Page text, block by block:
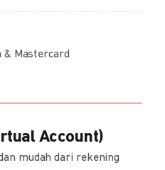
& Mastercard
Account)
mudah dari rekening